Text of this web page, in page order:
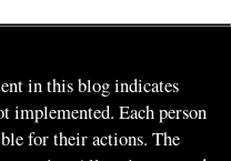
in this blog indicates
implemented. Each person
for their actions. The